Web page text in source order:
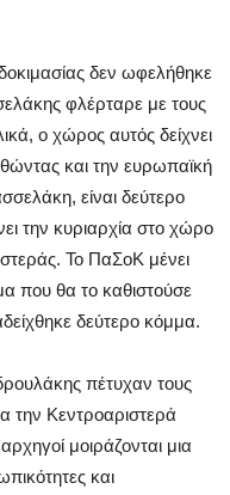
δεν ωφελήθηκε
φλέρταρε με τους
ο χώρος αυτός δείχνει
και την ευρωπαϊκή
είναι δεύτερο
την κυριαρχία στο χώρο
Το ΠαΣοΚ μένει
που θα το καθιστούσε
δεύτερο κόμμα.
πέτυχαν τους
την Κεντροαριστερά
μοιράζονται μια
και